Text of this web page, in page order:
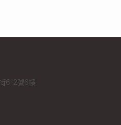
6-2號6樓